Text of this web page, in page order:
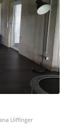
Uiffinger